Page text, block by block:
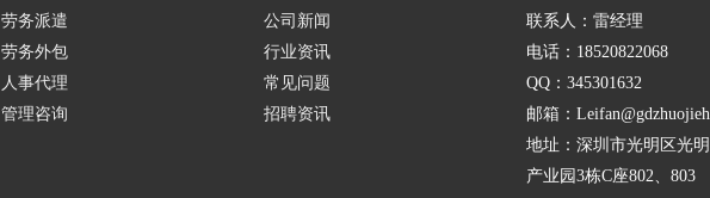
劳务派遣
劳务外包
人事代理
管理咨询
公司新闻
行业资讯
常见问题
招聘资讯
联系人：雷经理
电话：18520822068
QQ：345301632
邮箱：
地址：深圳市光明区光
产业园3栋C座802、803